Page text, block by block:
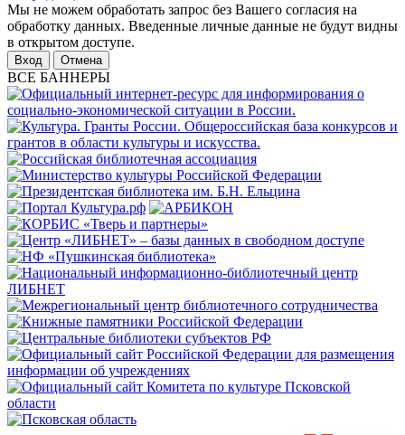
Мы не можем обработать запрос без Вашего согласия на
обработку данных. Введенные личные данные не будут видны
в открытом доступе.
Отмена
ВСЕ БАННЕРЫ